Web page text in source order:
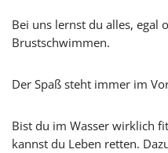
Bei uns lernst du alles, egal
Brustschwimmen.
Der Spaß steht immer im
Bist du im Wasser wirklich
kannst du Leben retten.